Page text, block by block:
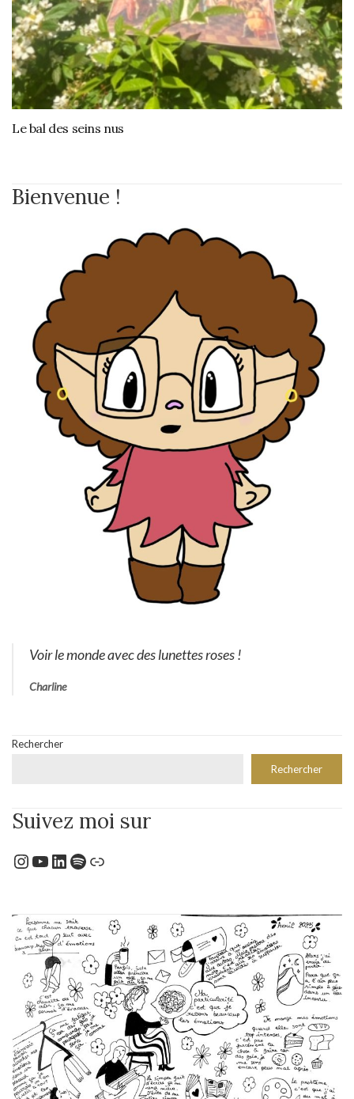
Le bal des seins nus
Bienvenue !
Voir le monde avec des lunettes roses !
Charline
Rechercher
Rechercher
Suivez moi sur
Instagram
YouTube
LinkedIn
Spotify
Lien